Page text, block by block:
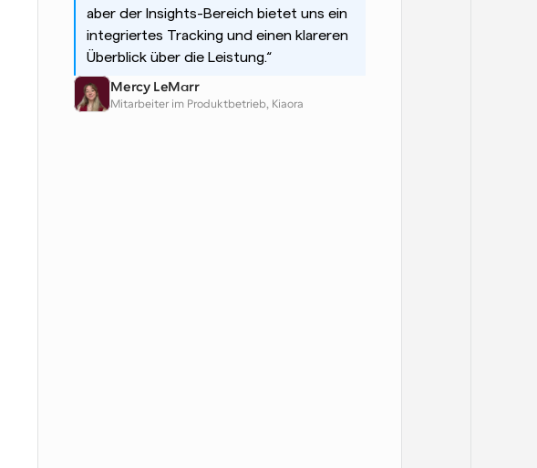
aber der Insights-Bereich bietet uns ein
integriertes Tracking und einen klareren
Überblick über die Leistung.“
Mercy LeMarr
Mitarbeiter im Produktbetrieb, Kiaora